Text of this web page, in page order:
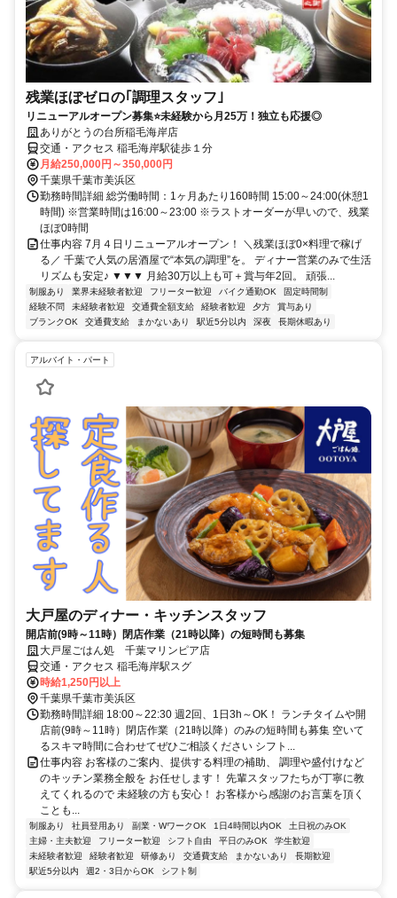
残業ほぼゼロの｢調理スタッフ｣
リニューアルオープン募集⭐未経験から月25万！独立も応援◎
ありがとうの台所稲毛海岸店
交通・アクセス 稲毛海岸駅徒歩１分
月給250,000円～350,000円
千葉県千葉市美浜区
勤務時間詳細 総労働時間：1ヶ月あたり160時間 15:00～24:00(休憩1
時間) ※営業時間は16:00～23:00 ※ラストオーダーが早いので、残業
ほぼ0時間
仕事内容 7月４日リニューアルオープン！ ＼残業ほぼ0×料理で稼げ
る／ 千葉で人気の居酒屋で“本気の調理”を。 ディナー営業のみで生活
リズムも安定♪ ▼▼▼ 月給30万以上も可＋賞与年2回。 頑張...
制服あり 業界未経験者歓迎 フリーター歓迎 バイク通勤OK
固定時間制
経験不問
未経験者歓迎 交通費全額支給 経験者歓迎 夕方
賞与あり
ブランクOK
交通費支給 まかないあり 駅近5分以内 深夜 長期休暇あり
アルバイト・パート
大戸屋のディナー・キッチンスタッフ
開店前(9時～11時）閉店作業（21時以降）の短時間も募集
大戸屋ごはん処 千葉マリンピア店
交通・アクセス 稲毛海岸駅スグ
時給1,250円以上
千葉県千葉市美浜区
勤務時間詳細 18:00～22:30 週2回、1日3h～OK！ ランチタイムや開
店前(9時～11時）閉店作業（21時以降）のみの短時間も募集 空いて
るスキマ時間に合わせてぜひご相談ください シフト...
仕事内容 お客様のご案内、提供する料理の補助、 調理や盛付けなど
のキッチン業務全般を お任せします！ 先輩スタッフたちが丁寧に教
えてくれるので 未経験の方も安心！ お客様から感謝のお言葉を頂く
ことも...
制服あり 社員登用あり 副業・WワークOK 1日4時間以内OK
土日祝のみOK
主婦・主夫歓迎
フリーター歓迎 シフト自由 平日のみOK
学生歓迎
未経験者歓迎
経験者歓迎 研修あり 交通費支給 まかないあり
長期歓迎
駅近5分以内
週2・3日からOK シフト制